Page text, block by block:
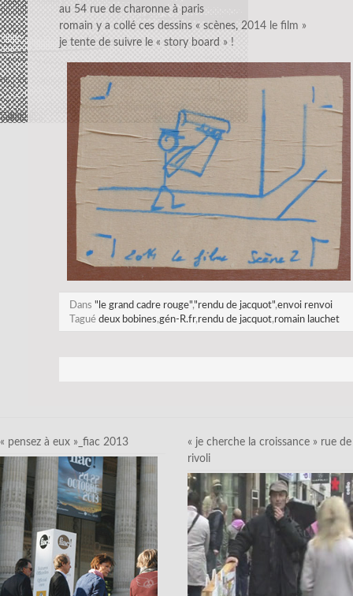
au 54 rue de charonne à paris
romain y a collé ces dessins « scènes, 2014 le film »
je tente de suivre le « story board » !
Dans "le grand cadre rouge","rendu de jacquot",envoi renvoi
Tagué deux bobines,gén-R.fr,rendu de jacquot,romain lauchet
« pensez à eux »_fiac 2013
« je cherche la croissance » rue de
rivoli